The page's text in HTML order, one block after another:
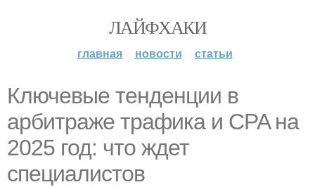
ЛАЙФХАКИ
главная новости статьи
Ключевые тенденции в
арбитраже трафика и CPA на
2025 год: что ждет
специалистов